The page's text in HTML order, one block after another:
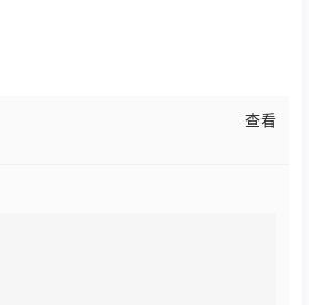
查看